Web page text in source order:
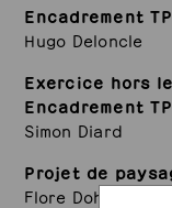
Encadrement
Hugo Deloncle
Exercice hors
Encadrement
Simon Diard
Projet de
Flore Dohy